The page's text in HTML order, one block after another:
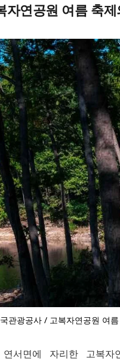
자연공원 여름 축
관광공사 / 고복자연공원 여
연서면에 자리한 고복